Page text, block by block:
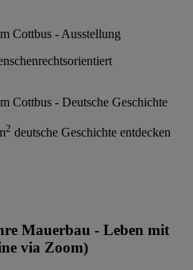
2 deutsche Geschichte entdecken
Mauerbau - Leben mit
via Zoom)